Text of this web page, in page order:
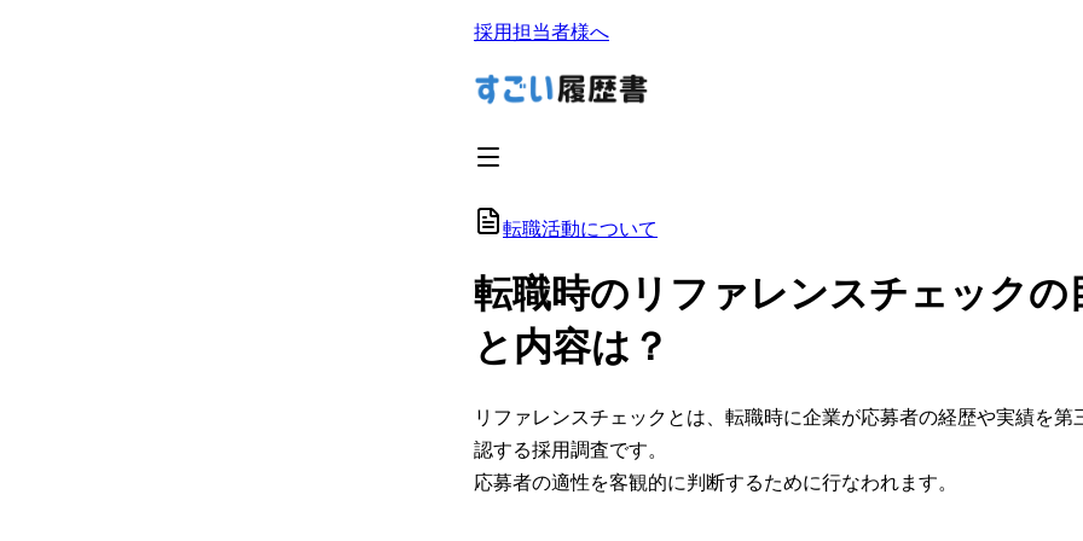
採用担当者様へ
転職活動について
転職時のリファレンスチェックの
と内容は？
リファレンスチェックとは、転職時に企業が応募者の経歴や実績を第
認する採用調査です。
応募者の適性を客観的に判断するために行なわれます。